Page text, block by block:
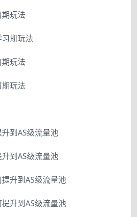
玩法
期玩法
玩法
玩法
到AS级流量池
到AS级流量池
升到AS级流量池
升到AS级流量池